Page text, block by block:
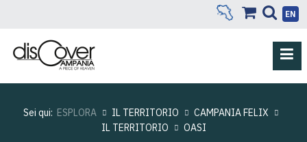
EN
Sei qui: ESPLORA IL TERRITORIO
CAMPANIA FELIX
IL TERRITORIO
OASI